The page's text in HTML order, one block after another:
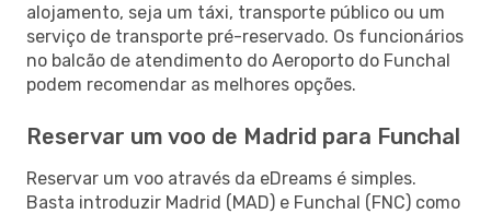
alojamento, seja um táxi, transporte público ou um
serviço de transporte pré-reservado. Os funcionários
no balcão de atendimento do Aeroporto do Funchal
podem recomendar as melhores opções.
Reservar um voo de Madrid para Funchal
Reservar um voo através da eDreams é simples.
Basta introduzir Madrid (MAD) e Funchal (FNC) como